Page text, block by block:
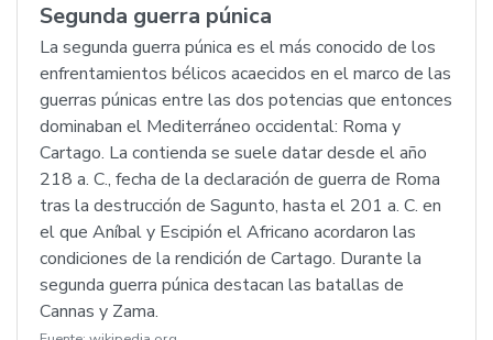
Segunda guerra púnica
La segunda guerra púnica es el más conocido de los
enfrentamientos bélicos acaecidos en el marco de las
guerras púnicas entre las dos potencias que entonces
dominaban el Mediterráneo occidental: Roma y
Cartago. La contienda se suele datar desde el año
218 a. C., fecha de la declaración de guerra de Roma
tras la destrucción de Sagunto, hasta el 201 a. C. en
el que Aníbal y Escipión el Africano acordaron las
condiciones de la rendición de Cartago. Durante la
segunda guerra púnica destacan las batallas de
Cannas y Zama.